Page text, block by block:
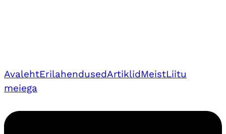
AvalehtErilahendusedArtiklidMeistLiitu
meiega